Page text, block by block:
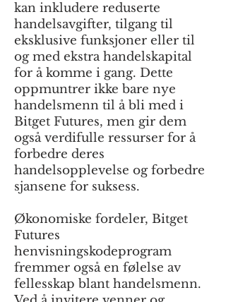
kan inkludere reduserte
handelsavgifter, tilgang til
eksklusive funksjoner eller til
og med ekstra handelskapital
for å komme i gang. Dette
oppmuntrer ikke bare nye
handelsmenn til å bli med i
Bitget Futures, men gir dem
også verdifulle ressurser for å
forbedre deres
handelsopplevelse og forbedre
sjansene for suksess.
Økonomiske fordeler, Bitget
Futures
henvisningskodeprogram
fremmer også en følelse av
fellesskap blant handelsmenn.